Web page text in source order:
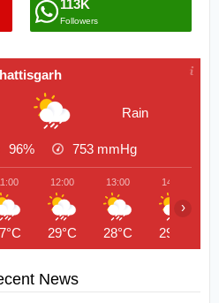
113K
Followers
Rain
96% 753 mmHg
12:00
29°C
13:00
28°C
14:00
29°C
›
News